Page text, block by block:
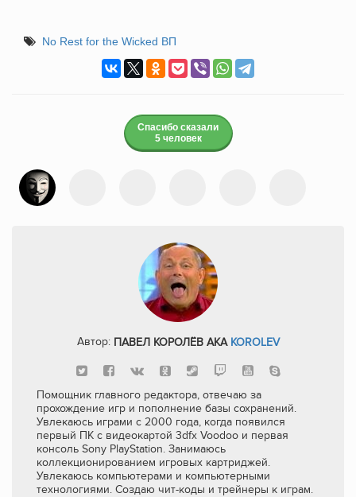
No Rest for the Wicked ВП
Спасибо сказали
5 человек
Автор: ПАВЕЛ КОРОЛЁВ AKA KOROLEV
Помощник главного редактора, отвечаю за
прохождение игр и пополнение базы сохранений.
Увлекаюсь играми с 2000 года, когда появился
первый ПК с видеокартой 3dfx Voodoo и первая
консоль Sony PlayStation. Занимаюсь
коллекционированием игровых картриджей.
Увлекаюсь компьютерами и компьютерными
технологиями. Создаю чит-коды и трейнеры к играм.